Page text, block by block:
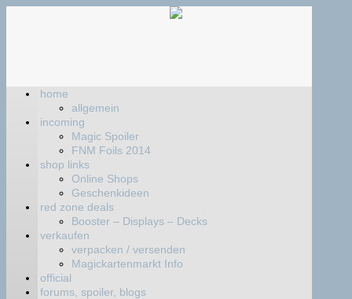
home
allgemein
incoming
Magic Spoiler
FNM Foils 2014
shop links
Online Shops
Geschenkideen
red zone deals
Booster – Displays – Decks
verkaufen
verpacken / versenden
Magickartenmarkt Info
official
forums, spoiler, blogs